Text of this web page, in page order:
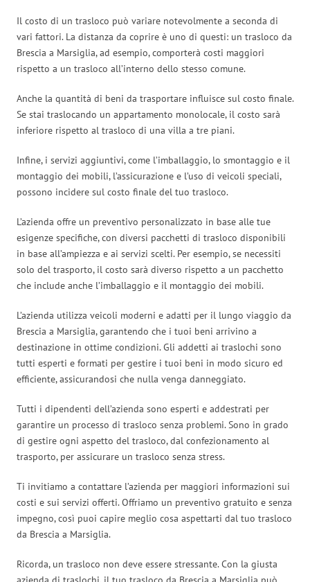
Il costo di un trasloco può variare notevolmente a seconda di
vari fattori. La distanza da coprire è uno di questi: un trasloco da
Brescia a Marsiglia, ad esempio, comporterà costi maggiori
rispetto a un trasloco all’interno dello stesso comune.
Anche la quantità di beni da trasportare influisce sul costo finale.
Se stai traslocando un appartamento monolocale, il costo sarà
inferiore rispetto al trasloco di una villa a tre piani.
Infine, i servizi aggiuntivi, come l’imballaggio, lo smontaggio e il
montaggio dei mobili, l’assicurazione e l’uso di veicoli speciali,
possono incidere sul costo finale del tuo trasloco.
L’azienda offre un preventivo personalizzato in base alle tue
esigenze specifiche, con diversi pacchetti di trasloco disponibili
in base all’ampiezza e ai servizi scelti. Per esempio, se necessiti
solo del trasporto, il costo sarà diverso rispetto a un pacchetto
che include anche l’imballaggio e il montaggio dei mobili.
L’azienda utilizza veicoli moderni e adatti per il lungo viaggio da
Brescia a Marsiglia, garantendo che i tuoi beni arrivino a
destinazione in ottime condizioni. Gli addetti ai traslochi sono
tutti esperti e formati per gestire i tuoi beni in modo sicuro ed
efficiente, assicurandosi che nulla venga danneggiato.
Tutti i dipendenti dell’azienda sono esperti e addestrati per
garantire un processo di trasloco senza problemi. Sono in grado
di gestire ogni aspetto del trasloco, dal confezionamento al
trasporto, per assicurare un trasloco senza stress.
Ti invitiamo a contattare l’azienda per maggiori informazioni sui
costi e sui servizi offerti. Offriamo un preventivo gratuito e senza
impegno, così puoi capire meglio cosa aspettarti dal tuo trasloco
da Brescia a Marsiglia.
Ricorda, un trasloco non deve essere stressante. Con la giusta